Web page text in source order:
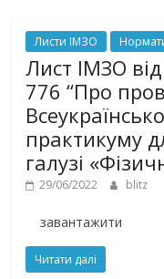
Листи ІМЗО
Лист ІМЗО
776 “Про
практикуму
галузі
29/06/2022 blitz
завантажити
Читати далі